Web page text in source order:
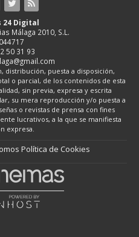
24 Digital
Málaga 2010, S.L.
50 31 93
distribución, puesta a disposición,
o parcial, de los contenidos de esta
sin previa, expresa y escrita
su mera reproducción y/o puesta a
o revistas de prensa con fines
lucrativos, a la que se manifiesta
expresa.
Política de Cookies